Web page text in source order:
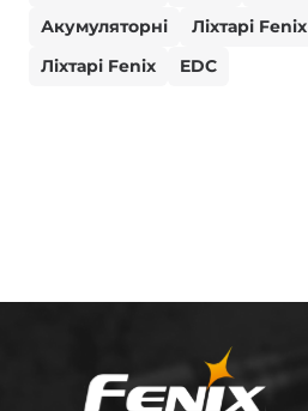
Акумуляторні
Ліхтарі Fenix
Ліхтарі Fenix
EDC